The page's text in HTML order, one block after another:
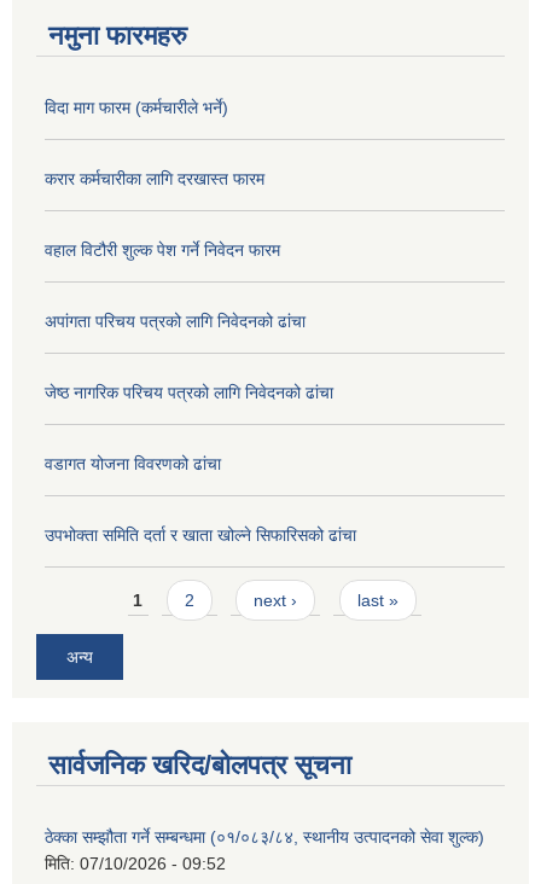
नमुना फारमहरु
विदा माग फारम (कर्मचारीले भर्ने)
करार कर्मचारीका लागि दरखास्त फारम
वहाल विटौरी शुल्क पेश गर्ने निवेदन फारम
अपांगता परिचय पत्रको लागि निवेदनको ढांचा
जेष्ठ नागरिक परिचय पत्रको लागि निवेदनको ढांचा
वडागत योजना विवरणको ढांचा
उपभोक्ता समिति दर्ता र खाता खोल्ने सिफारिसको ढांचा
Pages1 2 next › last »
अन्य
सार्वजनिक खरिद/बोलपत्र सूचना
ठेक्का सम्झौता गर्ने सम्बन्धमा (०१/०८३/८४, स्थानीय उत्पादनको सेवा शुल्क)
मिति: 07/10/2026 - 09:52